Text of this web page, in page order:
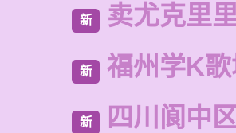
新 卖尤克里
新 福州学K
新 四川阆中